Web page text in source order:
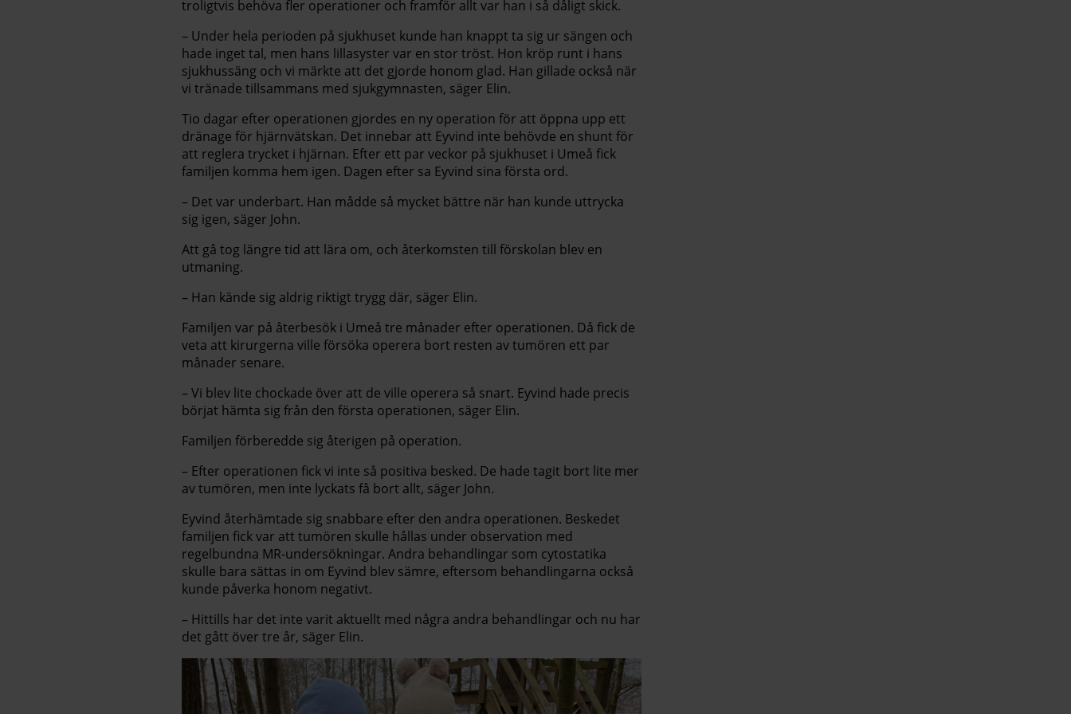
troligtvis behöva fler operationer och framför allt var han i så dåligt skick.
– Under hela perioden på sjukhuset kunde han knappt ta sig ur sängen och
hade inget tal, men hans lillasyster var en stor tröst. Hon kröp runt i hans
sjukhussäng och vi märkte att det gjorde honom glad. Han gillade också när
vi tränade tillsammans med sjukgymnasten, säger Elin.
Tio dagar efter operationen gjordes en ny operation för att öppna upp ett
dränage för hjärnvätskan. Det innebar att Eyvind inte behövde en shunt för
att reglera trycket i hjärnan. Efter ett par veckor på sjukhuset i Umeå fick
familjen komma hem igen. Dagen efter sa Eyvind sina första ord.
– Det var underbart. Han mådde så mycket bättre när han kunde uttrycka
sig igen, säger John.
Att gå tog längre tid att lära om, och återkomsten till förskolan blev en
utmaning.
– Han kände sig aldrig riktigt trygg där, säger Elin.
Familjen var på återbesök i Umeå tre månader efter operationen. Då fick de
veta att kirurgerna ville försöka operera bort resten av tumören ett par
månader senare.
– Vi blev lite chockade över att de ville operera så snart. Eyvind hade precis
börjat hämta sig från den första operationen, säger Elin.
Familjen förberedde sig återigen på operation.
– Efter operationen fick vi inte så positiva besked. De hade tagit bort lite mer
av tumören, men inte lyckats få bort allt, säger John.
Eyvind återhämtade sig snabbare efter den andra operationen. Beskedet
familjen fick var att tumören skulle hållas under observation med
regelbundna MR-undersökningar. Andra behandlingar som cytostatika
skulle bara sättas in om Eyvind blev sämre, eftersom behandlingarna också
kunde påverka honom negativt.
– Hittills har det inte varit aktuellt med några andra behandlingar och nu har
det gått över tre år, säger Elin.